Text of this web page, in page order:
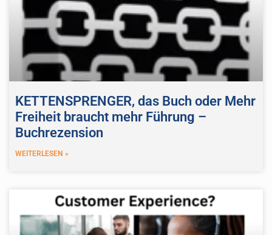
KETTENSPRENGER, das Buch oder Mehr
Freiheit braucht mehr Führung –
Buchrezension
WEITERLESEN »